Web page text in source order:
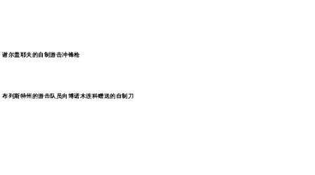
谢尔盖耶夫的自制游击冲锋枪
布列斯特州的游击队员向博诺木连科赠送的自制刀
斯科国家历史博物馆举行的"白罗斯生活、